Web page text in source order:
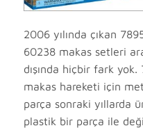
2006 yılında çıkan
60238 makas setleri
dışında hiçbir fark yok.
makas hareketi için
parça sonraki yıllarda
plastik bir parça ile